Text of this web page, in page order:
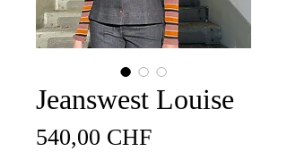
Jeanswest Louise
540,00 CHFPreis